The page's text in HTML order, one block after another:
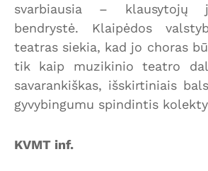
svarbiausia – klausytojų
bendrystė. Klaipėdos
teatras siekia, kad jo choras
tik kaip muzikinio teatro
savarankiškas, išskirtiniais
gyvybingumu spindintis
KVMT inf.